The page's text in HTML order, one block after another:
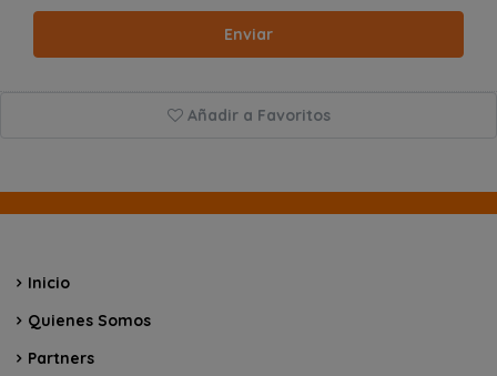
Enviar
Añadir a Favoritos
Inicio
Quienes Somos
Partners